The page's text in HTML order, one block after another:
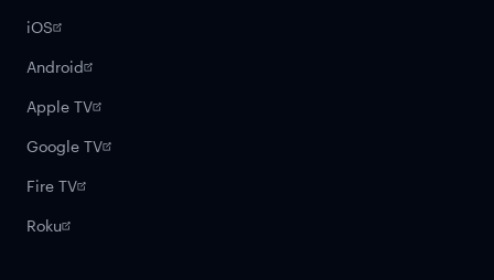
iOS
Android
Apple TV
Google TV
Fire TV
Roku